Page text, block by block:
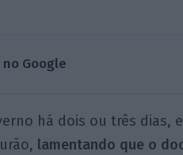
Google
há dois ou três dias,
lamentando que o